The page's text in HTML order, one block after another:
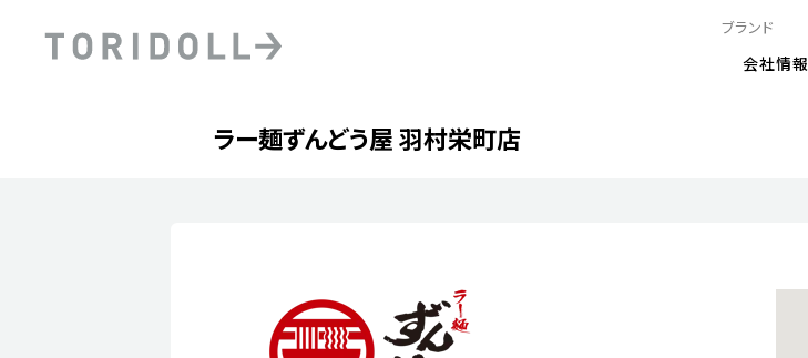
PRニュース
中長期経営計画
粟田社長が語るトリドールDX
DXビジョン2028
ライブラリ
ステークホルダーとの
コミュニケーション
エネルギー使用量の削減
ブランド
会社情報
ラー麺ずんどう屋 羽村栄町店